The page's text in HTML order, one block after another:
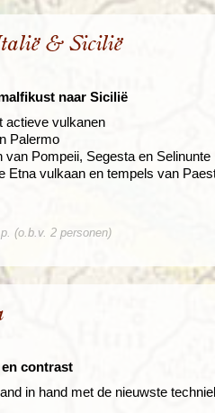
& Sicilië
naar Sicilië
actieve vulkanen
Palermo
van Pompeii, Segesta en Selinunte
Etna vulkaan en tempels van
(o.b.v. 2 personen)
contrast
in hand met de nieuwste